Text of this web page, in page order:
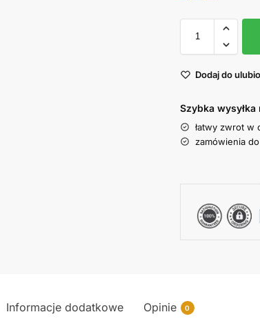
Dodaj do
Szybka wysyłka
łatwy zwrot w
zamówienia
Informacje dodatkowe Opinie 0